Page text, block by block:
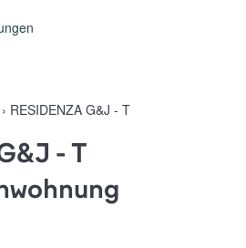
› RESIDENZA G&J - T
- T